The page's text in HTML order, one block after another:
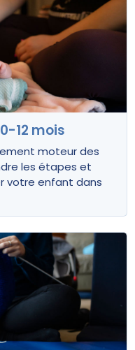
12 mois
moteur des
les étapes et
votre enfant dans